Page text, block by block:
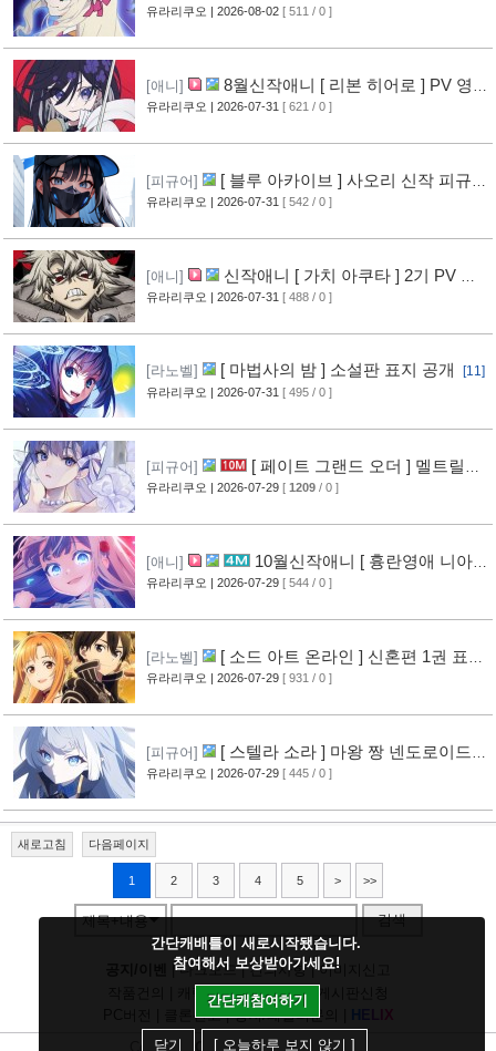
계를 다스린다 ] 2기 PV 영상 공개
유라리쿠오 | 2026-08-02 [ 511 / 0 ]
[애니]
8월신작애니 [ 리본 히어로 ] PV 영
상 공개
[11]
유라리쿠오 | 2026-07-31 [ 621 / 0 ]
[피규어]
[ 블루 아카이브 ] 사오리 신작 피규어
공개 [10]
유라리쿠오 | 2026-07-31 [ 542 / 0 ]
[애니]
신작애니 [ 가치 아쿠타 ] 2기 PV 영
상 공개
[13]
유라리쿠오 | 2026-07-31 [ 488 / 0 ]
[라노벨] [ 마법사의 밤 ] 소설판 표지 공개 [11]
유라리쿠오 | 2026-07-31 [ 495 / 0 ]
[피규어]
[ 페이트 그랜드 오더 ] 멜트릴리
스 신작 피규어 공개 [12]
유라리쿠오 | 2026-07-29 [ 1209 / 0 ]
[애니]
10월신작애니 [ 흉란영애 니아
리스톤 ] PV 영상 공개 [13]
유라리쿠오 | 2026-07-29 [ 544 / 0 ]
[라노벨]
[ 소드 아트 온라인 ] 신혼편 1권 표지
공개 [16]
유라리쿠오 | 2026-07-29 [ 931 / 0 ]
[피규어]
[ 스텔라 소라 ] 마왕 짱 넨도로이드
공개 [10]
유라리쿠오 | 2026-07-29 [ 445 / 0 ]
새로고침 다음페이지
1 2 3 4 5 > >>
제목+내용 검색
|다크모드|건의사항|이미지신고
캐릭건의|기타디비|
클론신고|정지/패널티문의 H I X
Copyright
CHUINGCommunications.
간단캐배틀이 새로시작됐습니다.
참여해서 보상받아가세요!
간단캐참여하기
닫기 [ 오늘하루 보지 않기 ]